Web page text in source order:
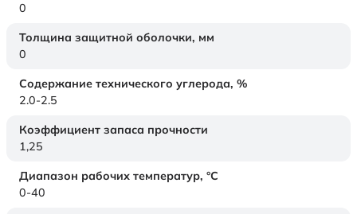
0
Толщина защитной оболочки, мм
0
Содержание технического углерода, %
2.0-2.5
Коэффициент запаса прочности
1,25
Диапазон рабочих температур, °C
0-40